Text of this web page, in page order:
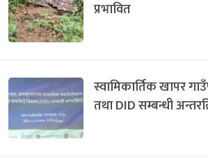
प्रभावित
स्वामिकार्तिक खापर
तथा DID सम्बन्धी